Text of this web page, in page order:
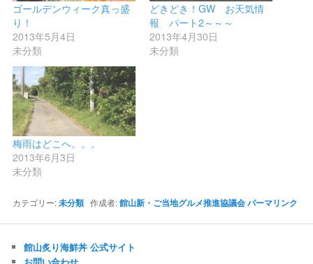
ゴールデンウィーク真っ盛
り！
2013年5月4日
未分類
どきどき！GW お天気情
報 パート2～～～
2013年4月30日
未分類
梅雨はどこへ。。。
2013年6月3日
未分類
カテゴリー:未分類作成者:館山新・ご当地グルメ推進協議会パーマリンク
館山炙り海鮮丼 公式サイト
お問い合わせ